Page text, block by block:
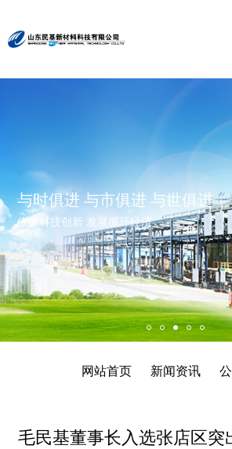
招标公告
招标详情及投标方式请点击查
打造氯乙酸世界第
迈向世界价值链高端 打造世界精细化工绿
市场第一品牌
与时俱进 与市俱进 与世俱进
依靠科技创新 发展循环经济
精益求精 铸造品质
立足新起点 开创新局面
节能环保 捍卫能
投入-产出-资源综合利用
网站首页 新闻资讯
毛民基董事长入选张店区突